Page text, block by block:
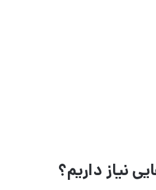
نیاز داریم؟